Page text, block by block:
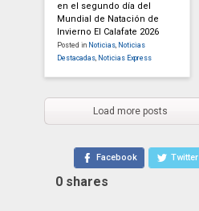
en el segundo día del
Mundial de Natación de
Invierno El Calafate 2026
Posted in Noticias, Noticias
Destacadas, Noticias Express
Load more posts
Facebook Twitter
0 shares